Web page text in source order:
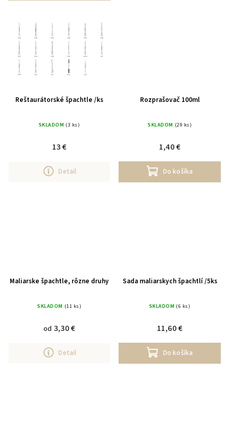
Reštaurátorské špachtle /ks
SKLADOM (3 ks)
13 €
Detail
Rozprašovač 100ml
SKLADOM (29 ks)
1,40 €
Do košíka
Maliarske špachtle, rôzne druhy
SKLADOM (11 ks)
od 3,30 €
Detail
Sada maliarskych špachtlí /5ks
SKLADOM (6 ks)
11,60 €
Do košíka